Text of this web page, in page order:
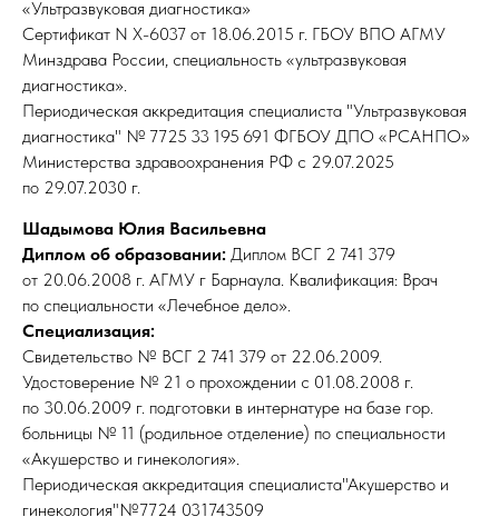
«Ультразвуковая диагностика»
Сертификат N X-6037 от 18.06.2015 г. ГБОУ ВПО АГМУ
Минздрава России, специальность «ультразвуковая
диагностика».
Периодическая аккредитация специалиста "Ультразвуковая
диагностика" № 7725 33 195 691 ФГБОУ ДПО «РСАНПО»
Министерства здравоохранения РФ с 29.07.2025
по 29.07.2030 г.
Шадымова Юлия Васильевна
Диплом об образовании: Диплом ВСГ 2 741 379
от 20.06.2008 г. АГМУ г Барнаула. Квалификация: Врач
по специальности «Лечебное дело».
Специализация:
Свидетельство № ВСГ 2 741 379 от 22.06.2009.
Удостоверение № 21 о прохождении с 01.08.2008 г.
по 30.06.2009 г. подготовки в интернатуре на базе гор.
больницы № 11 (родильное отделение) по специальности
«Акушерство и гинекология».
Периодическая аккредитация специалиста"Акушерство и
гинекология"№7724 031743509